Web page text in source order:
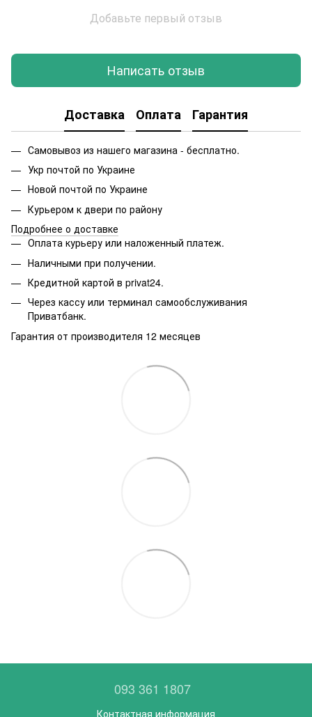
Добавьте первый отзыв
Написать отзыв
Доставка Оплата Гарантия
Самовывоз из нашего магазина - бесплатно.
Укр почтой по Украине
Новой почтой по Украине
Курьером к двери по району
Подробнее о доставке
Оплата курьеру или наложенный платеж.
Наличными при получении.
Кредитной картой в privat24.
Через кассу или терминал самообслуживания
Приватбанк.
Гарантия от производителя 12 месяцев
093 361 1807
Контактная информация